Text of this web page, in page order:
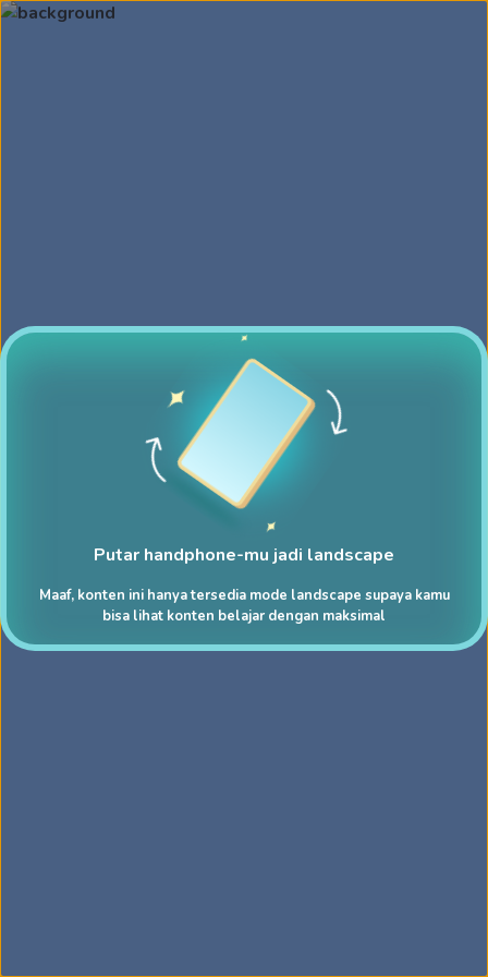
Putar handphone-mu jadi landscape
Maaf, konten ini hanya tersedia mode landscape supaya kamu
bisa lihat konten belajar dengan maksimal